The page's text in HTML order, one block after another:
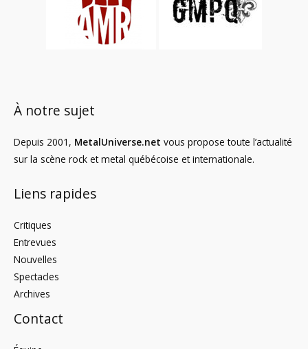
À notre sujet
Depuis 2001, MetalUniverse.net vous propose toute l’actualité
sur la scène rock et metal québécoise et internationale.
Liens rapides
Critiques
Entrevues
Nouvelles
Spectacles
Archives
Contact